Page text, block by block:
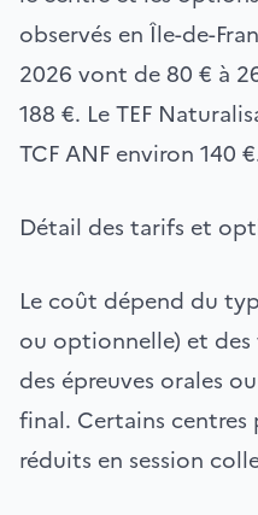
observés en Île-de-
2026 vont de 80 € à
188 €. Le TEF
TCF ANF environ 140
Détail des tarifs et
Le coût dépend du
ou optionnelle) et des
des épreuves orales
final. Certains
réduits en session